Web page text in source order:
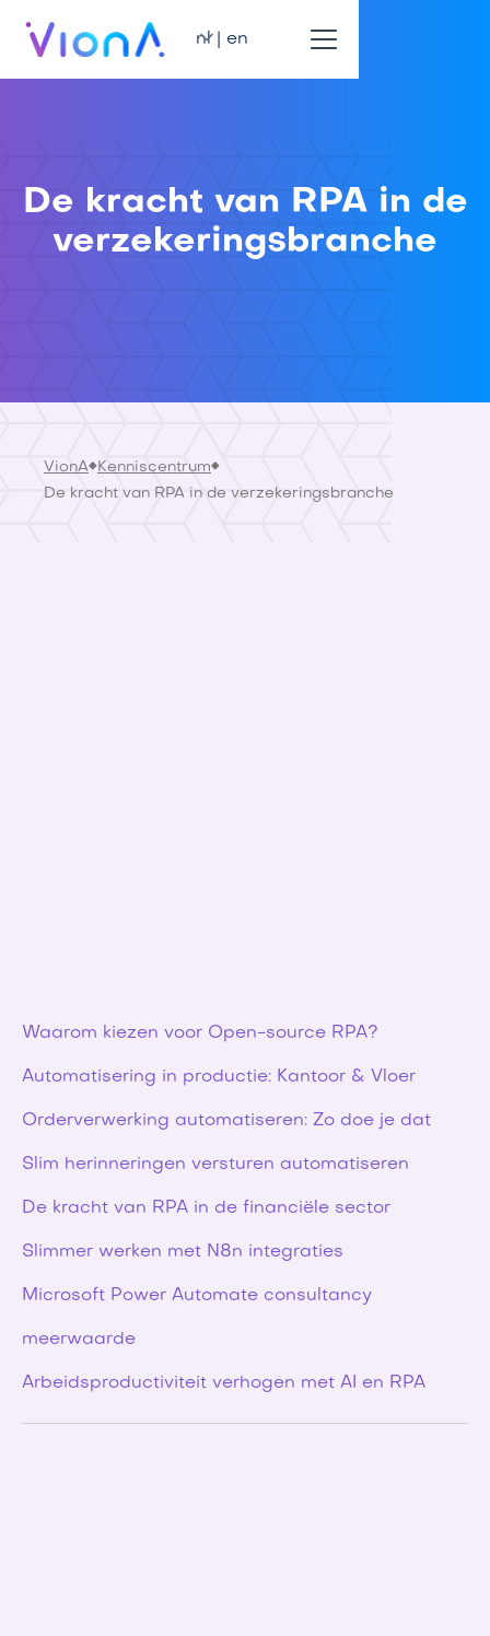
nl | en
De kracht van RPA in de
verzekeringsbranche
VionA
Kenniscentrum
De kracht van RPA in de verzekeringsbranche
Waarom kiezen voor Open-source RPA?
Automatisering in productie: Kantoor & Vloer
Orderverwerking automatiseren: Zo doe je dat
Slim herinneringen versturen automatiseren
De kracht van RPA in de financiële sector
Slimmer werken met N8n integraties
Microsoft Power Automate consultancy
meerwaarde
Arbeidsproductiviteit verhogen met AI en RPA